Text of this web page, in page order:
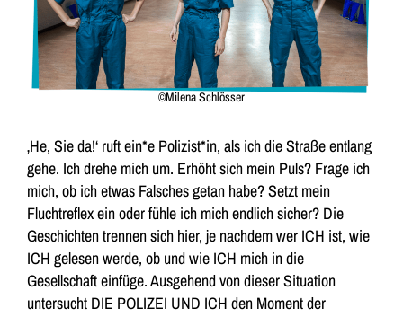
©Milena Schlösser
‚He, Sie da!‘ ruft ein*e Polizist*in, als ich die Straße entlang
gehe. Ich drehe mich um. Erhöht sich mein Puls? Frage ich
mich, ob ich etwas Falsches getan habe? Setzt mein
Fluchtreflex ein oder fühle ich mich endlich sicher? Die
Geschichten trennen sich hier, je nachdem wer ICH ist, wie
ICH gelesen werde, ob und wie ICH mich in die
Gesellschaft einfüge. Ausgehend von dieser Situation
untersucht DIE POLIZEI UND ICH den Moment der